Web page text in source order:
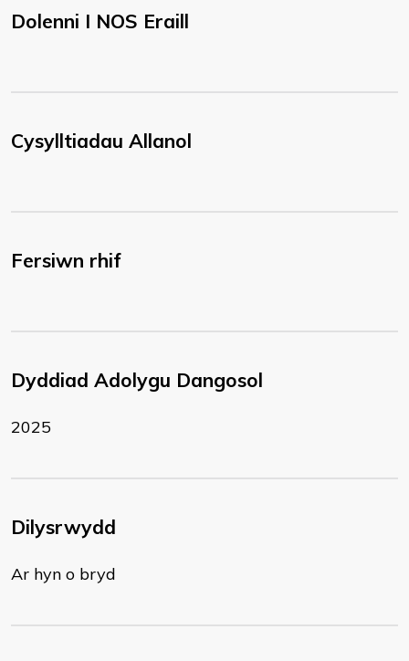
Dolenni I NOS Eraill
Cysylltiadau Allanol
Fersiwn rhif
Dyddiad Adolygu Dangosol
2025
Dilysrwydd
Ar hyn o bryd